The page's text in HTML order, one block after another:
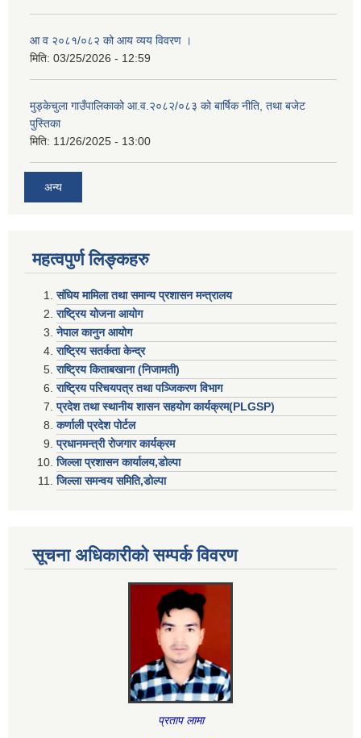
आ व २०८१/०८२ को आय व्यय विवरण ।
मिति: 03/25/2026 - 12:59
मुड्केचुला गाउँपालिकाको आ.व.२०८२/०८३ को बार्षिक नीति, तथा बजेट
पुस्तिका
मिति: 11/26/2025 - 13:00
अन्य
महत्वपुर्ण लिङ्कहरु
संघिय मामिला तथा समान्य प्रशासन मन्त्रालय
राष्ट्रिय योजना आयोग
नेपाल कानुन आयोग
राष्ट्रिय सतर्कता केन्द्र
राष्ट्रिय किताबखाना (निजामती)
राष्ट्रिय परिचयपत्र तथा पञ्जिकरण विभाग
प्रदेश तथा स्थानीय शासन सहयाेग कार्यक्रम(PLGSP)
कर्णाली प्रदेश पोर्टल
प्रधानमन्त्री राेजगार कार्यक्रम
जिल्ला प्रशासन कार्यालय,डोल्पा
जिल्ला समन्वय समिति,डोल्प
सूचना अधिकारीकाे सम्पर्क विवरण
प्रताप लामा